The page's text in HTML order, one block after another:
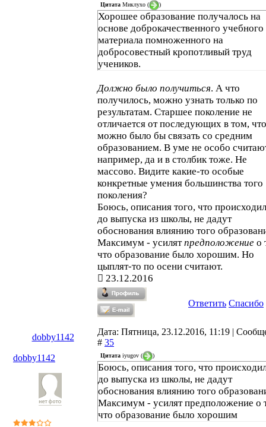
Цитата Миклухо ( )
Хорошее образование получалось на
основе доброкачественного учебного
материала помноженного на
добросовестный кропотливый труд
учеников.
Должно было получиться. А что
получилось, можно узнать только по
результатам. Старшее поколение не
отличается от последующих в том, что
можно было бы связать со средним
образованием. В уме не особо
например, да и в столбик тоже. Не
массово. Видите какие-то особые
конкретные умения большинства того
поколения?
Боюсь, описания того, что
до выпуска из школы, не дадут
обоснования влиянию того
Максимум - усилятпредположение о
что образование было хорошим. Но
цыплят-то по осени считают.
23.12.2016
Ответить Спасибо
dobby1142
Дата: Пятница, 23.12.2016, 11:19 |
# 35
dobby1142
Цитата iyugov ( )
Боюсь, описания того, что
до выпуска из школы, не дадут
обоснования влиянию того
Максимум - усилят предположение о
что образование было хорошим